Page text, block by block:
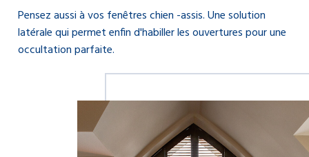
Pensez aussi à vos fenêtres chien -assis. Une solution
latérale qui permet enfin d'habiller les ouvertures pour une
occultation parfaite.